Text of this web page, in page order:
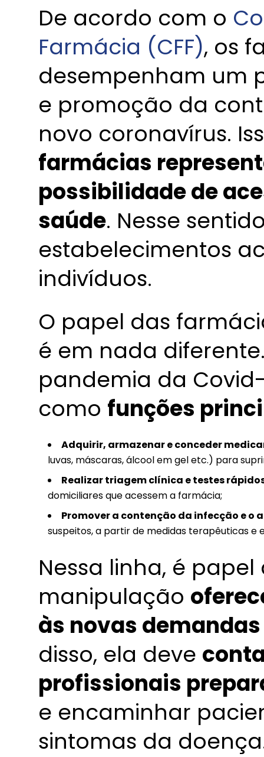
De acordo com o
Farmácia (CFF), os
desempenham um
e promoção da
novo coronavírus.
farmácias
possibilidade de
saúde. Nesse
estabelecimentos
indivíduos.
O papel das
é em nada
pandemia da
como funções
Adquirir, armazenar e conceder
luvas, máscaras, álcool em gel etc.) para
Realizar triagem clínica e testes
domiciliares que acessem a farmácia;
Promover a contenção da infecção e o
suspeitos, a partir de medidas terapêuticas e
Nessa linha, é
manipulação
às novas
disso, ela deve
profissionais
e encaminhar
sintomas da